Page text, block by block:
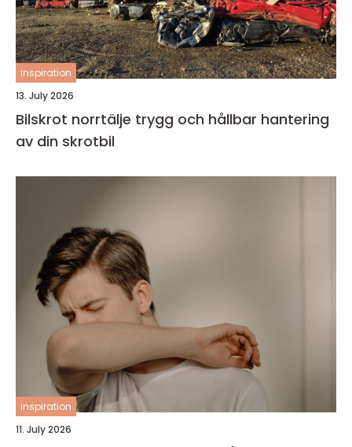
inspiration
13. July 2026
Bilskrot norrtälje trygg och hållbar hantering
av din skrotbil
inspiration
11. July 2026